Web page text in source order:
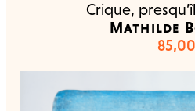
Crique,
Mathilde
85,00